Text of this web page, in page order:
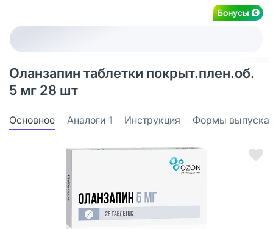
Бонусы
Оланзапин таблетки покрыт.плен.об.
5 мг 28 шт
Основное Аналоги 1 Инструкция Формы выпуска